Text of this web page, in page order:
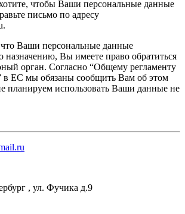
чтобы Ваши персональные данные
письмо по адресу
Ваши персональные данные
назначению, Вы имеете право обратиться
орган. Согласно “Общему регламенту
в ЕС мы обязаны сообщить Вам об этом
планируем использовать Ваши данные не
, ул. Фучика д.9